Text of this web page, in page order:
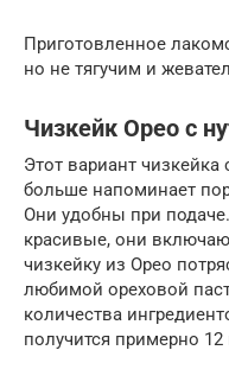
Приготовленное
но не тягучим и
Чизкейк Орео с
Этот вариант
больше напоминает
Они удобны при
красивые, они
чизкейку из Орео
любимой ореховой
количества
получится примерно